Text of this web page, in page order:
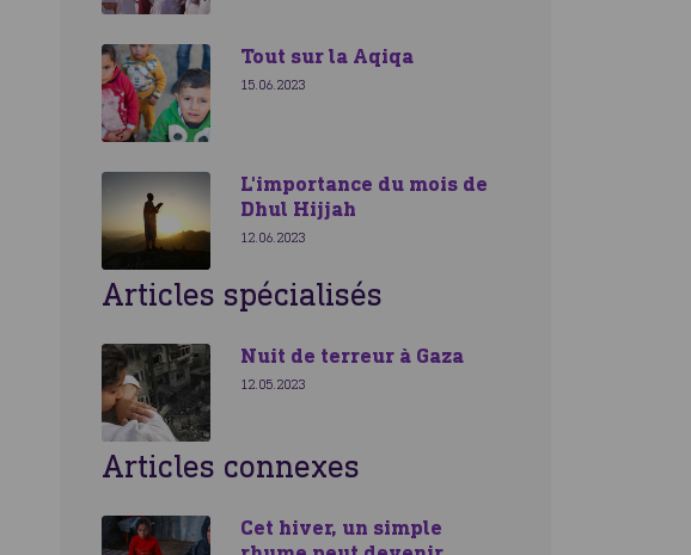
Tout sur la Aqiqa
15.06.2023
L'importance du mois de
Dhul Hijjah
12.06.2023
Articles spécialisés
Nuit de terreur à Gaza
12.05.2023
Articles connexes
Cet hiver, un simple